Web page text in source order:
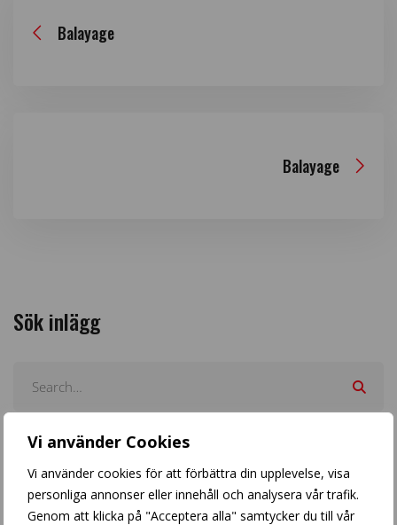
Vi använder Cookies
Vi använder cookies för att förbättra din upplevelse, visa
personliga annonser eller innehåll och analysera vår trafik.
Genom att klicka på "Acceptera alla" samtycker du till vår
Balayage
Balayage
Sök inlägg
Arkiv